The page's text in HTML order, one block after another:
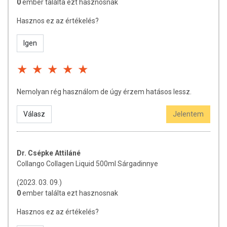
Fontos, hogy a készítmény tartalmazzon C-vitamint, ami
kapszula/tabletta? Avagy mi a különbség és azonosság ezen
POR formában kezdődik. A gyártó/forgalmazó dönti el, milyen
formában kerül a fogyasztóhoz.
A tabletta és kapszula mérete korlátozza a hatóanyag
mennyiségét egy adagra vetítve. Ezért lehetséges, hogy míg
kapszula vagy tabletta esetén ugyanennyi hatóanyag akár 20
darabban érhető el.
hőmérsékletre, mivel a kollagén egy romlandó fehérje.
Tartósítószerrel is felbontás után hűtőben tárolandók és rövid
0ember találta ezt hasznosnak
Hasznos ez az értékelés?
Igen
Nemolyan rég használom de úgy érzem hatásos lessz.
Válasz Jelentem
Dr. Csépke Attiláné
Collango Collagen Liquid 500ml Sárgadinnye
(2023. 03. 09.)
0ember találta ezt hasznosnak
Hasznos ez az értékelés?